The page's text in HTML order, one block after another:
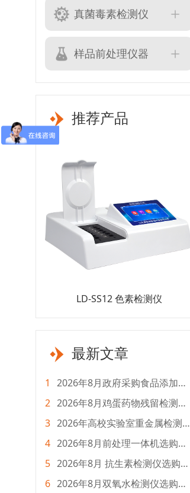
真菌毒素检测仪
样品前处理仪器
推荐产品
LD-SS12 色素检测仪
最新文章
1
2026年8月政府采购食品添加剂
检测仪选购指南
2 2026年8月鸡蛋药物残留检测仪
怎么选？主流品牌测评
3 2026年高校实验室重金属检测仪
配置方案清单
4 2026年8月前处理一体机选购指
南：品牌对比及选型推荐
5 2026年8月 抗生素检测仪选购及
全成本对比指南
6 2026年8月双氧水检测仪选购指